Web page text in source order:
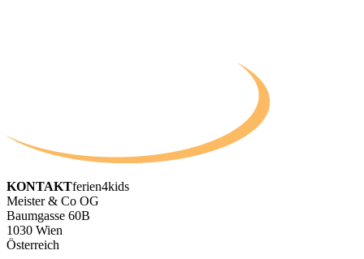
KONTAKTferien4kids
Meister & Co OG
Baumgasse 60B
1030 Wien
Österreich